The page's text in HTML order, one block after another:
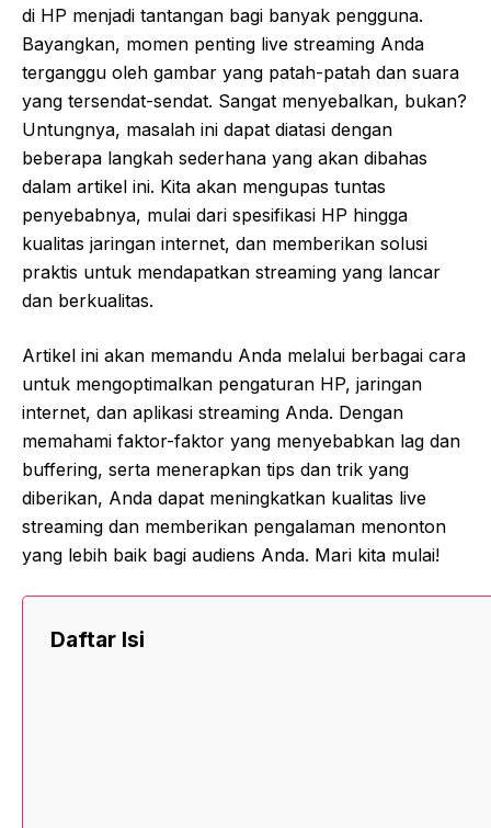
di HP menjadi tantangan bagi banyak pengguna.
Bayangkan, momen penting live streaming Anda
terganggu oleh gambar yang patah-patah dan suara
yang tersendat-sendat. Sangat menyebalkan, bukan?
Untungnya, masalah ini dapat diatasi dengan
beberapa langkah sederhana yang akan dibahas
dalam artikel ini. Kita akan mengupas tuntas
penyebabnya, mulai dari spesifikasi HP hingga
kualitas jaringan internet, dan memberikan solusi
praktis untuk mendapatkan streaming yang lancar
dan berkualitas.
Artikel ini akan memandu Anda melalui berbagai cara
untuk mengoptimalkan pengaturan HP, jaringan
internet, dan aplikasi streaming Anda. Dengan
memahami faktor-faktor yang menyebabkan lag dan
buffering, serta menerapkan tips dan trik yang
diberikan, Anda dapat meningkatkan kualitas live
streaming dan memberikan pengalaman menonton
yang lebih baik bagi audiens Anda. Mari kita mulai!
Daftar Isi